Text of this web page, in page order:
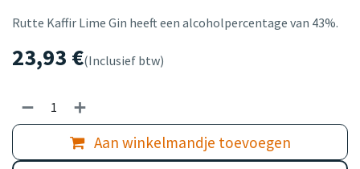
Rutte Kaffir Lime Gin heeft een alcoholpercentage van 43%.
23,93 €(Inclusief btw)
Aan winkelmandje toevoegen